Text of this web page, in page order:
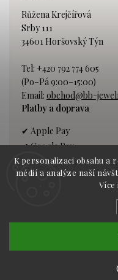
K personalizaci obsahu a
médií a analýze naší
Růžena Krejčířová
Srby 111
34601 Horšovský Týn
Tel: +420 792 774 605
(Po–Pá 9:00–15:00)
Email: obchod@bb-
Platby a doprava
✔ Apple Pay
✔ Google Pay
✔ Platba kartou
✔ Bankovní převod
GLS kurýr
Copyright 2026 BB